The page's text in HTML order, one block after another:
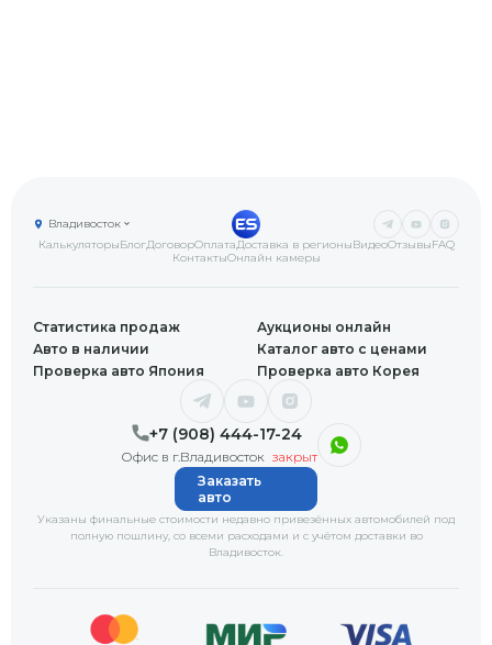
КалькуляторыБлогДоговорОплатаДоставка в регионыВидеоОтзывыFAQ
КонтактыОнлайн камеры
Владивосток
+7 (908) 444-17-24
Офис в г.Владивосток закрыт
Статистика продаж
Аукционы онлайн
Авто в наличии
Каталог авто с ценами
Проверка авто Япония
Проверка авто Корея
Указаны финальные стоимости недавно привезённых автомобилей под
полную пошлину, со всеми расходами и с учётом доставки во
Владивосток.
Заказать
авто